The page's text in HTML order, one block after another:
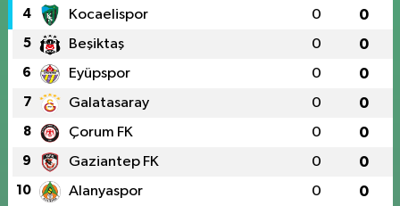
4 Kocaelispor 0 0
5 Beşiktaş 0 0
6 Eyüpspor 0 0
7 Galatasaray 0 0
8 Çorum FK 0 0
9 Gaziantep FK 0 0
10 Alanyaspor 0 0